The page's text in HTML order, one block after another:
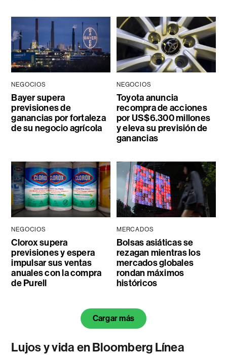
NEGOCIOS
Bayer supera
previsiones de
ganancias por fortaleza
de su negocio agrícola
NEGOCIOS
Toyota anuncia
recompra de acciones
por US$6.300 millones
y eleva su previsión de
ganancias
NEGOCIOS
Clorox supera
previsiones y espera
impulsar sus ventas
anuales con la compra
de Purell
MERCADOS
Bolsas asiáticas se
rezagan mientras los
mercados globales
rondan máximos
históricos
Cargar más
Lujos y vida en Bloomberg Línea